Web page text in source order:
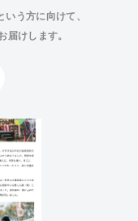
いう方に向けて、
届けします。